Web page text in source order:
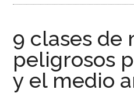
9 clases de
peligrosos
y el medio